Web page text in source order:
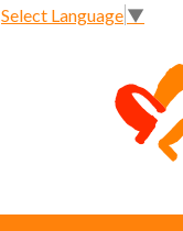
Select Language ▼